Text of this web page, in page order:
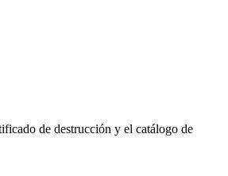
de destrucción y el catálogo de